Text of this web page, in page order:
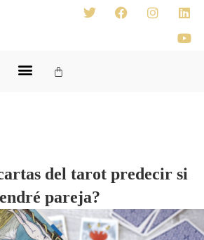
del tarot predecir si
pareja?